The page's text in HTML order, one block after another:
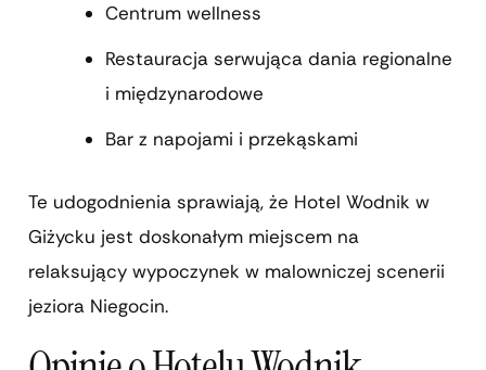
Centrum wellness
Restauracja serwująca dania regionalne
i międzynarodowe
Bar z napojami i przekąskami
Te udogodnienia sprawiają, że Hotel Wodnik w
Giżycku jest doskonałym miejscem na
relaksujący wypoczynek w malowniczej scenerii
jeziora Niegocin.